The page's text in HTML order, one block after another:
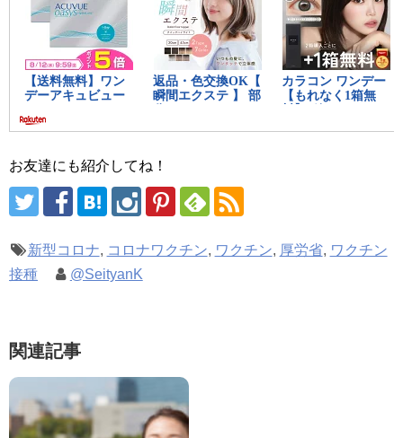
お友達にも紹介してね！
新型コロナ, コロナワクチン, ワクチン, 厚労省, ワクチン
接種
@SeityanK
関連記事